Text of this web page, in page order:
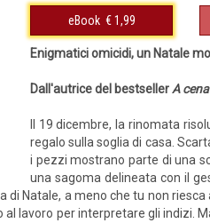
eBook € 1,99
Enigmatici omicidi, un Natale
Dall'autrice del bestseller A
Il 19 dicembre, la rinomata
regalo sulla soglia di casa.
i pezzi mostrano parte di una
una sagoma delineata con il
di Natale, a meno che tu non
al lavoro per interpretare gli indizi.